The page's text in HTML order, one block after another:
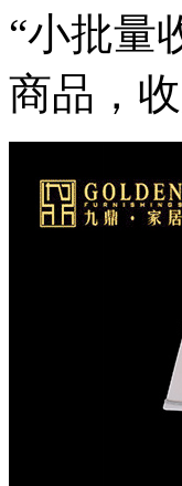
“小批量
商品，